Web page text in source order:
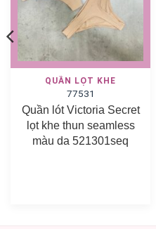
QUẦN LỌT KHE
77531
Quần lót Victoria Secret
lọt khe thun seamless
màu da 521301seq